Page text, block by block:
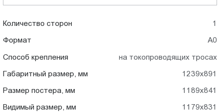
Количество сторон 1
Формат А0
Способ крепления на токопроводящих тросах
Габаритный размер, мм 1239x891
Размер постера, мм 1189x841
Видимый размер, мм 1179x831